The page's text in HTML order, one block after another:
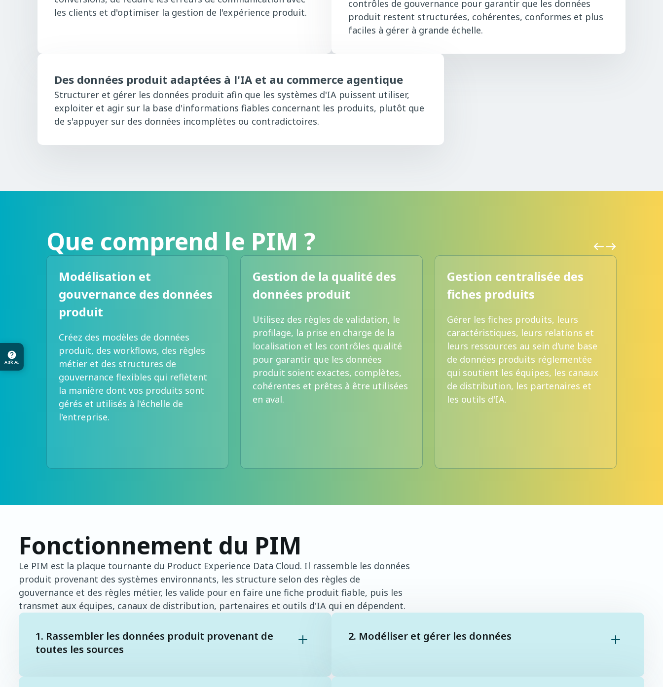
Ask AI
les clients et d'optimiser la gestion de l'expérience produit.
contrôles de gouvernance pour garantir que les données
produit restent structurées, cohérentes, conformes et plus
faciles à gérer à grande échelle.
Des données produit adaptées à l'IA et au commerce agentique
Structurer et gérer les données produit afin que les systèmes d'IA puissent utiliser,
exploiter et agir sur la base d'informations fiables concernant les produits, plutôt que
de s'appuyer sur des données incomplètes ou contradictoires.
Que comprend le PIM ?
Modélisation et
gouvernance des données
produit
Créez des modèles de données
produit, des workflows, des règles
métier et des structures de
gouvernance flexibles qui reflètent
la manière dont vos produits sont
gérés et utilisés à l'échelle de
l'entreprise.
Gestion de la qualité des
données produit
Utilisez des règles de validation, le
profilage, la prise en charge de la
localisation et les contrôles qualité
pour garantir que les données
produit soient exactes, complètes,
cohérentes et prêtes à être utilisées
en aval.
Gestion centralisée des
fiches produits
Gérer les fiches produits, leurs
caractéristiques, leurs relations et
leurs ressources au sein d'une base
de données produits réglementée
qui soutient les équipes, les canaux
de distribution, les partenaires et
les outils d'IA.
Fonctionnement du PIM
Le PIM est la plaque tournante du Product Experience Data Cloud. Il rassemble les données
produit provenant des systèmes environnants, les structure selon des règles de
gouvernance et des règles métier, les valide pour en faire une fiche produit fiable, puis les
transmet aux équipes, canaux de distribution, partenaires et outils d'IA qui en dépendent.
1. Rassembler les données produit provenant de
toutes les sources
2. Modéliser et gérer les données